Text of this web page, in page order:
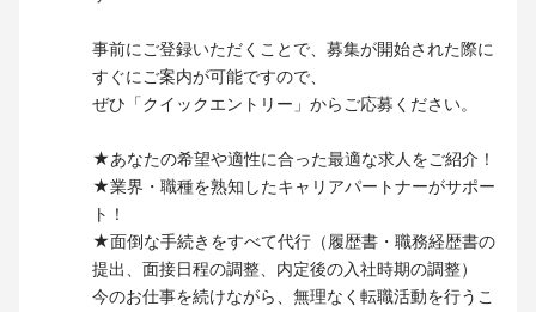
事前にご登録いただくことで、募集が開始された際に
すぐにご案内が可能ですので、
ぜひ「クイックエントリー」からご応募ください。
★あなたの希望や適性に合った最適な求人をご紹介！
★業界・職種を熟知したキャリアパートナーがサポー
ト！
★面倒な手続きをすべて代行（履歴書・職務経歴書の
提出、面接日程の調整、内定後の入社時期の調整）
今のお仕事を続けながら、無理なく転職活動を行うこ